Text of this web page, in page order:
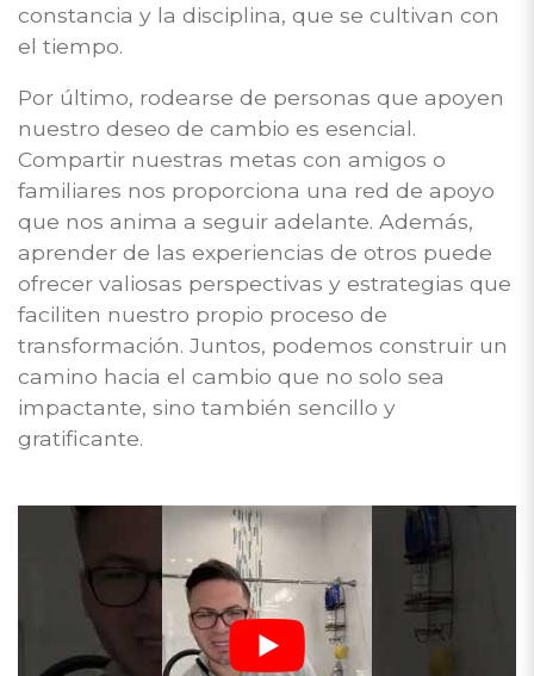
constancia y la disciplina, que se cultivan con
el tiempo.
Por último, rodearse de personas que apoyen
nuestro deseo de cambio es esencial.
Compartir nuestras metas con amigos o
familiares nos proporciona una red de apoyo
que nos anima a seguir adelante. Además,
aprender de las experiencias de otros puede
ofrecer valiosas perspectivas y estrategias que
faciliten nuestro propio proceso de
transformación. Juntos, podemos construir un
camino hacia el cambio que no solo sea
impactante, sino también sencillo y
gratificante.